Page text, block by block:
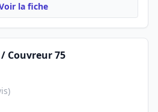
la fiche
Couvreur 75